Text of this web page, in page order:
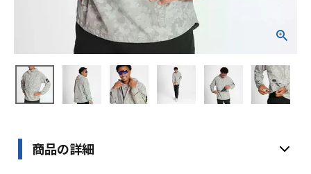
プライバシーポリシー
商品の詳細